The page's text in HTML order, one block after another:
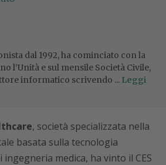
dal 1992, ha cominciato con la
l’Unità e sul mensile Società Civile,
informatico scrivendo ... Leggi
, società specializzata nella
basata sulla tecnologia
ingegneria medica, ha vinto il CES